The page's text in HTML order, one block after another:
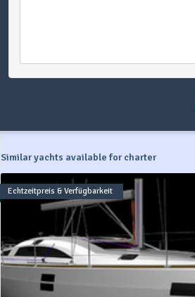
Similar yachts available for charter
Echtzeitpreis & Verfügbarkeit